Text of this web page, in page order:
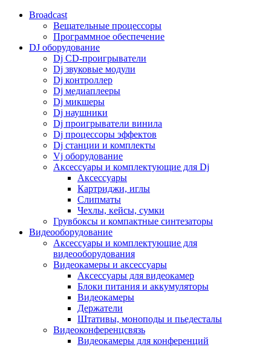
Broadcast
Вещательные процессоры
Программное обеспечение
DJ оборудование
Dj CD-проигрыватели
Dj звуковые модули
Dj контроллер
Dj медиаплееры
Dj микшеры
Dj наушники
Dj проигрыватели винила
Dj процессоры эффектов
Dj станции и комплекты
Vj оборудование
Аксессуары и комплектующие для Dj
Аксессуары
Картриджи, иглы
Слипматы
Чехлы, кейсы, сумки
Грувбоксы и компактные синтезаторы
Видеооборудование
Аксессуары и комплектующие для
видеооборудования
Видеокамеры и аксессуары
Аксессуары для видеокамер
Блоки питания и аккумуляторы
Видеокамеры
Держатели
Штативы, моноподы и пьедесталы
Видеоконференцсвязь
Видеокамеры для конференций